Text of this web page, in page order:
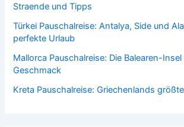
Straende und Tipps
Türkei Pauschalreise: Antalya, Side und
perfekte Urlaub
Mallorca Pauschalreise: Die Balearen-
Geschmack
Kreta Pauschalreise: Griechenlands